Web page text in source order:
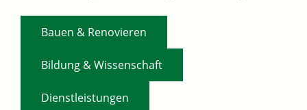
Bauen & Renovieren
Bildung & Wissenschaft
Dienstleistungen